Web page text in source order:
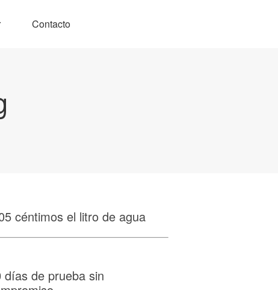
Contacto
céntimos el litro de agua
días de prueba sin